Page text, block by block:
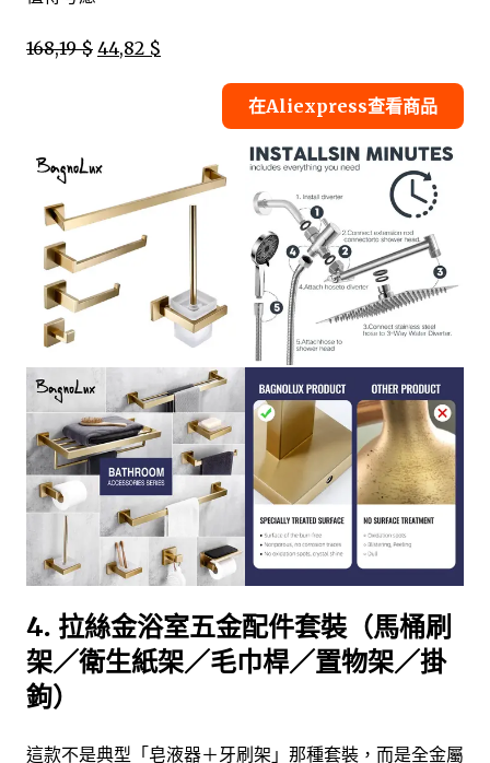
168,19 $ 44,82 $
在Aliexpress查看商品
4. 拉絲金浴室五金配件套裝（馬桶刷
架／衛生紙架／毛巾桿／置物架／掛
鉤）
這款不是典型「皂液器＋牙刷架」那種套裝，而是全金屬